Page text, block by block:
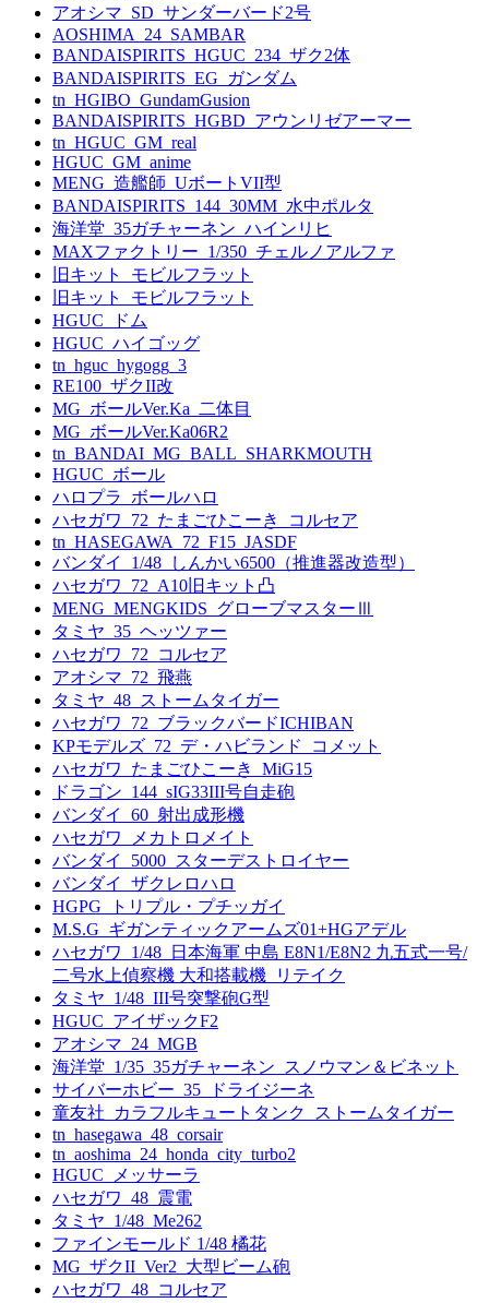
アオシマ_SD_サンダーバード2号
AOSHIMA_24_SAMBAR
BANDAISPIRITS_HGUC_234_ザク2体
BANDAISPIRITS_EG_ガンダム
tn_HGIBO_GundamGusion
BANDAISPIRITS_HGBD_アウンリゼアーマー
tn_HGUC_GM_real
HGUC_GM_anime
MENG_造艦師_UボートVII型
BANDAISPIRITS_144_30MM_水中ポルタ
海洋堂_35ガチャーネン_ハインリヒ
MAXファクトリー_1/350_チェルノアルファ
旧キット_モビルフラット
旧キット_モビルフラット
HGUC_ドム
HGUC_ハイゴッグ
tn_hguc_hygogg_3
RE100_ザクII改
MG_ボールVer.Ka_二体目
MG_ボールVer.Ka06R2
tn_BANDAI_MG_BALL_SHARKMOUTH
HGUC_ボール
ハロプラ_ボールハロ
ハセガワ_72_たまごひこーき_コルセア
tn_HASEGAWA_72_F15_JASDF
バンダイ_1/48_しんかい6500（推進器改造型）
ハセガワ_72_A10旧キット凸
MENG_MENGKIDS_グローブマスターⅢ
タミヤ_35_ヘッツァー
ハセガワ_72_コルセア
アオシマ_72_飛燕
タミヤ_48_ストームタイガー
ハセガワ_72_ブラックバードICHIBAN
KPモデルズ_72_デ・ハビランド_コメット
ハセガワ_たまごひこーき_MiG15
ドラゴン_144_sIG33III号自走砲
バンダイ_60_射出成形機
ハセガワ_メカトロメイト
バンダイ_5000_スターデストロイヤー
バンダイ_ザクレロハロ
HGPG_トリプル・プチッガイ
M.S.G_ギガンティックアームズ01+HGアデル
ハセガワ_1/48_日本海軍 中島 E8N1/E8N2 九五式一号/
二号水上偵察機 大和搭載機_リテイク
タミヤ_1/48_III号突撃砲G型
HGUC_アイザックF2
アオシマ_24_MGB
海洋堂_1/35_35ガチャーネン_スノウマン＆ビネット
サイバーホビー_35_ドライジーネ
童友社_カラフルキュートタンク_ストームタイガー
tn_hasegawa_48_corsair
tn_aoshima_24_honda_city_turbo2
HGUC_メッサーラ
ハセガワ_48_震電
タミヤ_1/48_Me262
ファインモールド 1/48 橘花
MG_ザクII_Ver2_大型ビーム砲
ハセガワ_48_コルセア